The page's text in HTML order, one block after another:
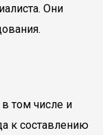
Они
том числе и
к составлению